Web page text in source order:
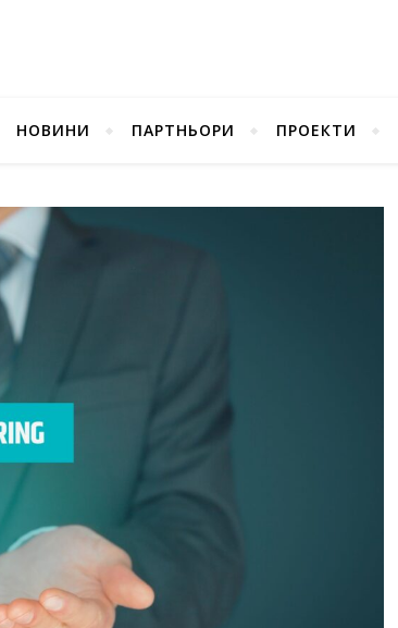
НОВИНИ ПАРТНЬОРИ ПРОЕКТИ